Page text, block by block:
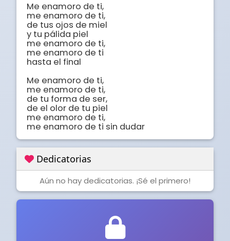
Me enamoro de ti,
me enamoro de ti,
de tus ojos de miel
y tu pálida piel
me enamoro de ti,
me enamoro de ti
hasta el final
Me enamoro de ti,
me enamoro de ti,
de tu forma de ser,
de el olor de tu piel
me enamoro de ti,
me enamoro de ti sin dudar
Dedicatorias
Aún no hay dedicatorias. ¡Sé el primero!